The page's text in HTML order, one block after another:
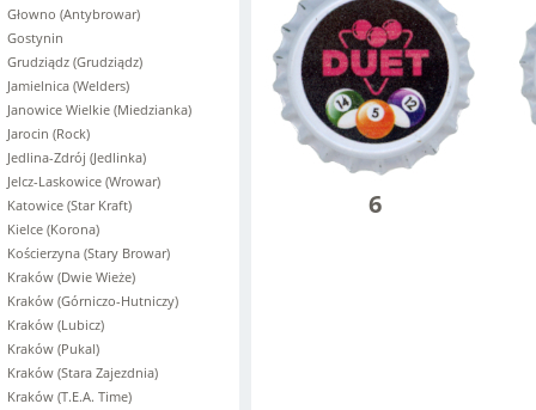
Głowno (Antybrowar)
Gostynin
Grudziądz (Grudziądz)
Jamielnica (Welders)
Janowice Wielkie (Miedzianka)
Jarocin (Rock)
Jedlina-Zdrój (Jedlinka)
Jelcz-Laskowice (Wrowar)
Katowice (Star Kraft)
Kielce (Korona)
Kościerzyna (Stary Browar)
Kraków (Dwie Wieże)
Kraków (Górniczo-Hutniczy)
Kraków (Lubicz)
Kraków (Pukal)
Kraków (Stara Zajezdnia)
Kraków (T.E.A. Time)
6